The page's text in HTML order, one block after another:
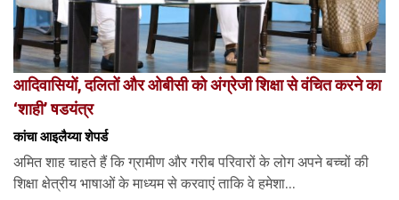
आदिवासियों, दलितों और ओबीसी को अंग्रेजी शिक्षा से वंचित करने का
‘शाही’ षडयंत्र
कांचा आइलैय्या शेपर्ड
अमित शाह चाहते हैं कि ग्रामीण और गरीब परिवारों के लोग अपने बच्चों की
शिक्षा क्षेत्रीय भाषाओं के माध्यम से करवाएं ताकि वे हमेशा...